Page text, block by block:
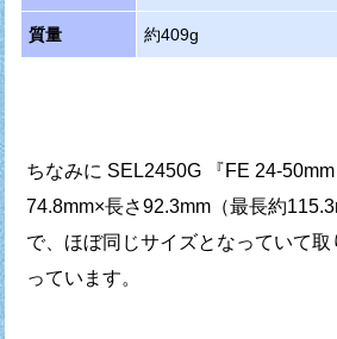
質量 約409g
ちなみに SEL2450G 『FE 24-
74.8mm×長さ92.3mm（最長約
で、 ほぼ同じサイズとなっていて
っています。